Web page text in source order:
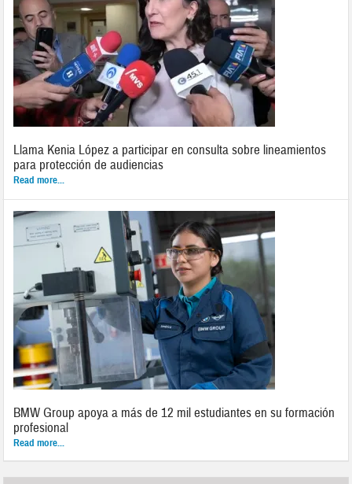
Llama Kenia López a participar en consulta sobre lineamientos
para protección de audiencias
Read more...
BMW Group apoya a más de 12 mil estudiantes en su formación
profesional
Read more...